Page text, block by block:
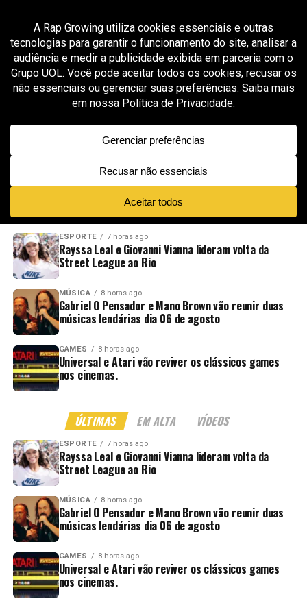
All posts tagged "Queen Saray Villegas"
ESPORTE 1 mês ago
XC São Paulo estreia na MoonPay X Games
League em Sacramento sob liderança de Bob
Burnquist
NOVIDADES EM ALTA VÍDEOS
ESPORTE 7 horas ago
Rayssa Leal e Giovanni Vianna lideram volta da
Street League ao Rio
MÚSICA 8 horas ago
Gabriel O Pensador e Mano Brown vão reunir duas
músicas lendárias dia 06 de agosto
GAMES 8 horas ago
Universal e Atari vão reviver os clássicos games
nos cinemas.
ÚLTIMAS EM ALTA VÍDEOS
ESPORTE 7 horas ago
Rayssa Leal e Giovanni Vianna lideram volta da
Street League ao Rio
MÚSICA 8 horas ago
Gabriel O Pensador e Mano Brown vão reunir duas
músicas lendárias dia 06 de agosto
GAMES 8 horas ago
Universal e Atari vão reviver os clássicos games
nos cinemas.